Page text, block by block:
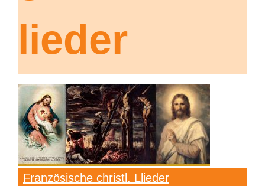
lieder
Französische christl. Llieder